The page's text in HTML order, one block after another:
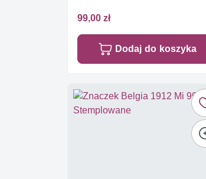
99,00 zł
Dodaj do koszyka